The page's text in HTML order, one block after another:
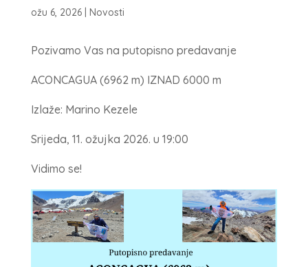
ožu 6, 2026| Novosti
Pozivamo Vas na putopisno predavanje
ACONCAGUA (6962 m) IZNAD 6000 m
Izlaže: Marino Kezele
Srijeda, 11. ožujka 2026. u 19:00
Vidimo se!